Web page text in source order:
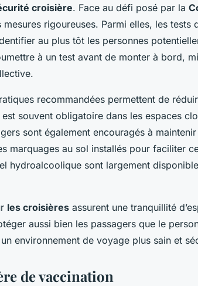
croisière. Face au défi posé par la
rigoureuses. Parmi elles, les tests
au plus tôt les personnes
à un test avant de monter à bord,
recommandées permettent de
souvent obligatoire dans les espaces
sont également encouragés à
marquages au sol installés pour faciliter
hydroalcoolique sont largement
les croisières assurent une tranquillité
aussi bien les passagers que le
environnement de voyage plus sain et
de vaccination